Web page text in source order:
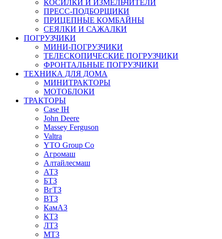
КОСИЛКИ И ИЗМЕЛЬЧИТЕЛИ
ПРЕСС-ПОДБОРЩИКИ
ПРИЦЕПНЫЕ КОМБАЙНЫ
СЕЯЛКИ И САЖАЛКИ
ПОГРУЗЧИКИ
МИНИ-ПОГРУЗЧИКИ
ТЕЛЕСКОПИЧЕСКИЕ ПОГРУЗЧИКИ
ФРОНТАЛЬНЫЕ ПОГРУЗЧИКИ
ТЕХНИКА ДЛЯ ДОМА
МИНИТРАКТОРЫ
МОТОБЛОКИ
ТРАКТОРЫ
Case IH
John Deere
Massey Ferguson
Valtra
YTO Group Co
Агромаш
Алтайлесмаш
АТЗ
БТЗ
ВгТЗ
ВТЗ
КамАЗ
КТЗ
ЛТЗ
МТЗ